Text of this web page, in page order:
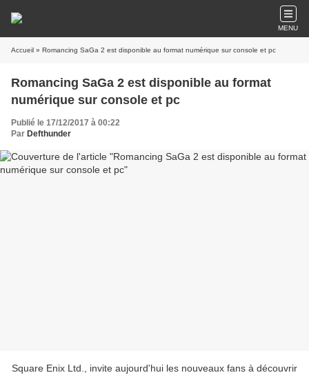
MENU
Accueil » Romancing SaGa 2 est disponible au format numérique sur console et pc
Romancing SaGa 2 est disponible au format
numérique sur console et pc
Publié le 17/12/2017 à 00:22
Par Defthunder
Square Enix Ltd., invite aujourd'hui les nouveaux fans à découvrir